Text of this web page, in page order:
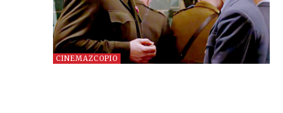
CINEMAZCOPIO